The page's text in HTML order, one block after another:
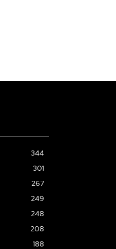
344
301
267
249
248
208
188